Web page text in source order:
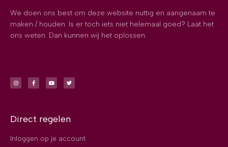
We doen ons best om deze website nuttig en aangenaam te
maken / houden. Is er toch iets niet helemaal goed? Laat het
ons weten. Dan kunnen wij het oplossen.
Direct regelen
Inloggen op je account